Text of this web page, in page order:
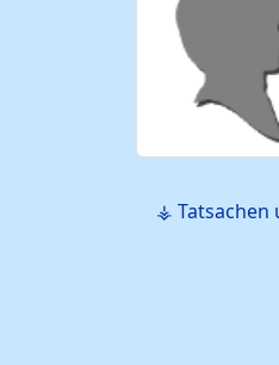
⚶ Tatsachen